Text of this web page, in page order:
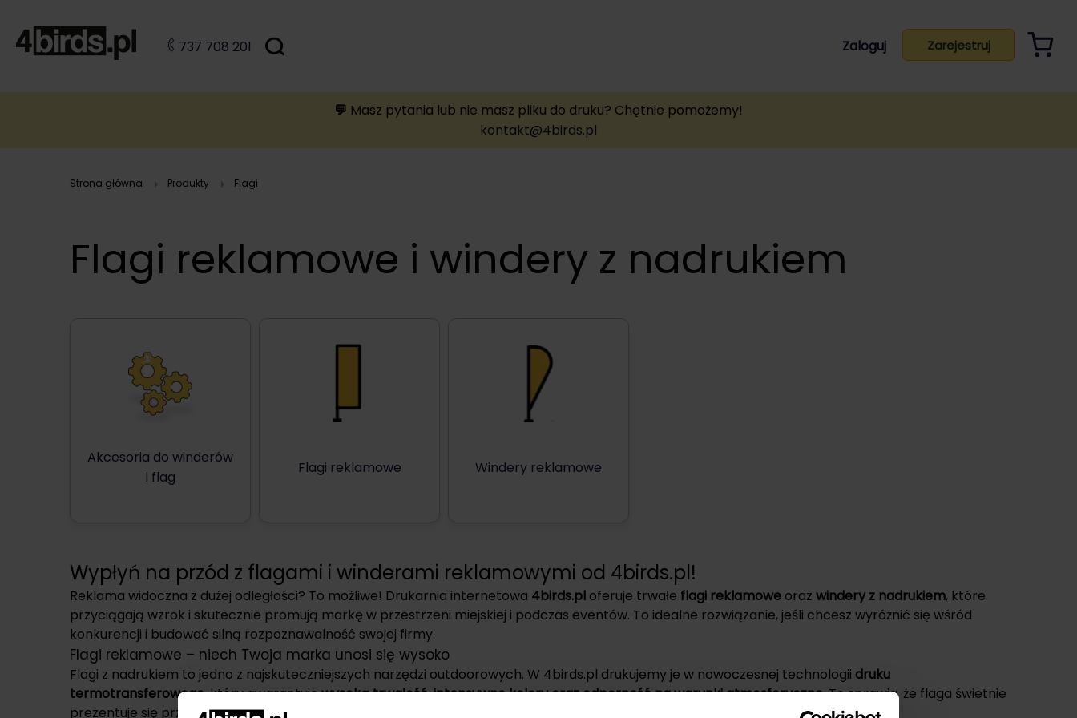
A
B A
B
Zaloguj Zarejestruj
737 708 201
💬 Masz pytania lub nie masz pliku do druku? Chętnie pomożemy!
kontakt@4birds.pl
Strona główna Produkty Flagi
Flagi reklamowe i windery z nadrukiem
Akcesoria do winderów
i flag
Flagi reklamowe Windery reklamowe
Wypłyń na przód z flagami i winderami reklamowymi od 4birds.pl!
Reklama widoczna z dużej odległości? To możliwe! Drukarnia internetowa 4birds.pl oferuje trwałe flagi reklamowe oraz windery z nadrukiem, które
przyciągają wzrok i skutecznie promują markę w przestrzeni miejskiej i podczas eventów. To idealne rozwiązanie, jeśli chcesz wyróżnić się wśród
konkurencji i budować silną rozpoznawalność swojej firmy.
Flagi reklamowe – niech Twoja marka unosi się wysoko
Flagi z nadrukiem to jedno z najskuteczniejszych narzędzi outdoorowych. W 4birds.pl drukujemy je w nowoczesnej technologii druku
termotransferowego, który gwarantujewysoką trwałość, intensywne kolory oraz odporność na warunki atmosferyczne. To sprawia, że flaga świetnie
prezentuje się przez długi czas – bez blaknięcia i utraty jakości.